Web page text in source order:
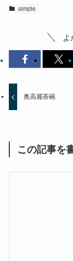
simple
よ
奥高麗茶碗
この記事を